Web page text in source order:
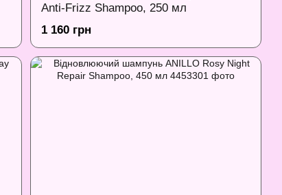
Anti-Frizz Shampoo, 250 мл
1 160 грн